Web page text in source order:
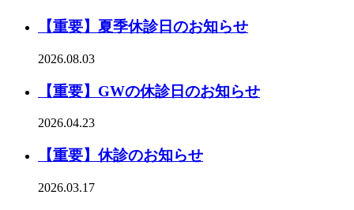
【重要】夏季休診日のお知らせ
2026.08.03
【重要】GWの休診日のお知らせ
2026.04.23
【重要】休診のお知らせ
2026.03.17